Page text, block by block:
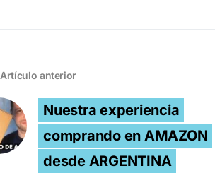
Artículo anterior
Nuestra experiencia
comprando en AMAZON
desde ARGENTINA